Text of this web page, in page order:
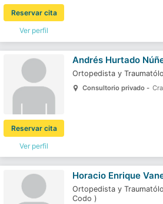
Ver perfil
Reservar cita
Ver perfil
Reservar cita
Andrés Hurtado
Ortopedista y
Consultorio privado -
Horacio Enrique
Ortopedista y
Codo )